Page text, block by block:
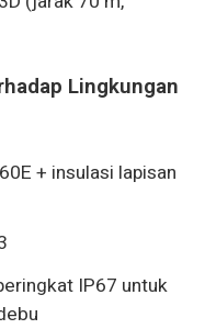
Lingkungan
+ insulasi lapisan
IP67 untuk